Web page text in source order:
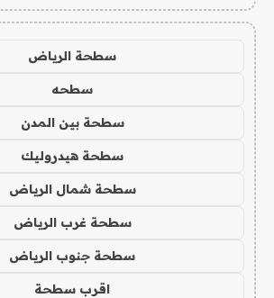
سطحة الرياض
سطحه
سطحة بين المدن
سطحة هيدروليك
سطحة شمال الرياض
سطحة غرب الرياض
سطحة جنوب الرياض
اقرب سطحة